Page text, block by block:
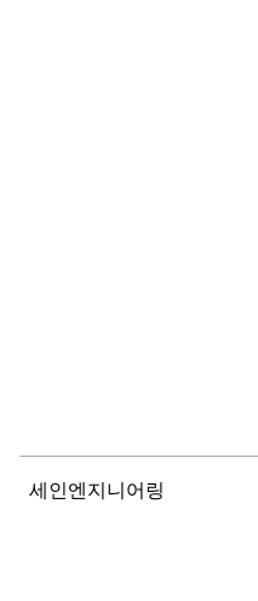
세인엔지니어링